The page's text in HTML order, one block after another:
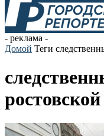
- реклама -
Домой Теги